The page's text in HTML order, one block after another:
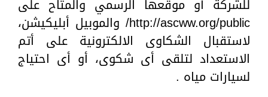
للشركة أو موقعها الرسمي والمتاح على
http://ascww.org/public/ والموبيل أبليكيشن،
لاستقبال الشكاوى الالكترونية على أتم
الاستعداد لتلقى أى شكوى، أو أى احتياج
لسيارات مياه .